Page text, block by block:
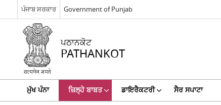
ਪੰਜਾਬ ਸਰਕਾਰ Government of Punjab
ਪਠਾਨਕੋਟ
PATHANKOT
ਮੁੱਖ ਪੰਨਾ ਜ਼ਿਲ੍ਹੇ ਬਾਬਤ ਡਾਇਰੈਕਟਰੀ ਸੈਰ ਸਪਾਟਾ